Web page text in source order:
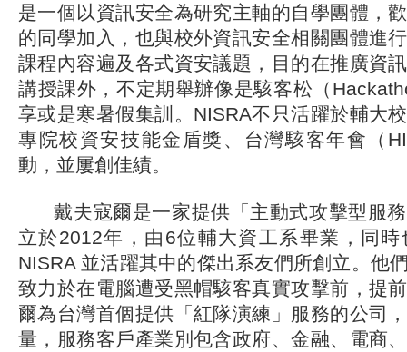
是一個以資訊安全為研究主軸的自學團體，
的同學加入，也與校外資訊安全相關團體進
課程內容遍及各式資安議題，目的在推廣資
講授課外，不定期舉辦像是駭客松（
享或是寒暑假集訓。NISRA不只活躍於輔大
專院校資安技能金盾獎、台灣駭客年會（
動，並屢創佳績。
戴夫寇爾是一家提供「主動式攻擊型服務
立於2012年，由6位輔大資工系畢業，同
NISRA 並活躍其中的傑出系友們所創立。他
致力於在電腦遭受黑帽駭客真實攻擊前，提
爾為台灣首個提供「紅隊演練」服務的公司
量，服務客戶產業別包含政府、金融、電商